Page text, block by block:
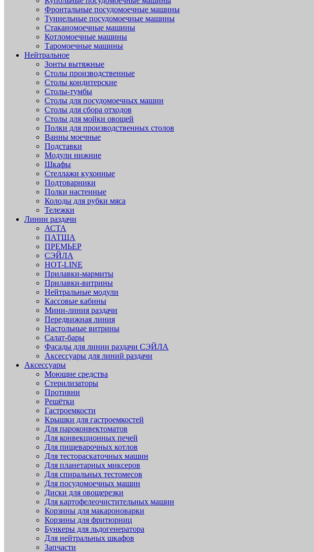
Фронтальные посудомоечные машины
Туннельные посудомоечные машины
Стаканомоечные машины
Котломоечные машины
Таромоечные машины
Нейтральное
Зонты вытяжные
Столы производственные
Столы кондитерские
Столы-тумбы
Столы для посудомоечных машин
Столы для сбора отходов
Столы для мойки овощей
Полки для производственных столов
Ванны моечные
Подставки
Модули нижние
Шкафы
Стеллажи кухонные
Подтоварники
Полки настенные
Колоды для рубки мяса
Тележки
Линии раздачи
АСТА
ПАТША
ПРЕМЬЕР
СЭЙЛА
HOT-LINE
Прилавки-мармиты
Прилавки-витрины
Нейтральные модули
Кассовые кабины
Мини-линия раздачи
Передвижная линия
Настольные витрины
Салат-бары
Фасады для линии раздачи СЭЙЛА
Аксессуары для линий раздачи
Аксессуары
Моющие средства
Стерилизаторы
Противни
Решётки
Гастроемкости
Крышки для гастроемкостей
Для пароконвектоматов
Для конвекционных печей
Для пищеварочных котлов
Для тестораскаточных машин
Для планетарных миксеров
Для спиральных тестомесов
Для посудомоечных машин
Диски для овощерезки
Для картофелеочистительных машин
Корзины для макароноварки
Корзины для фритюрниц
Бункеры для льдогенератора
Для нейтральных шкафов
Запчасти